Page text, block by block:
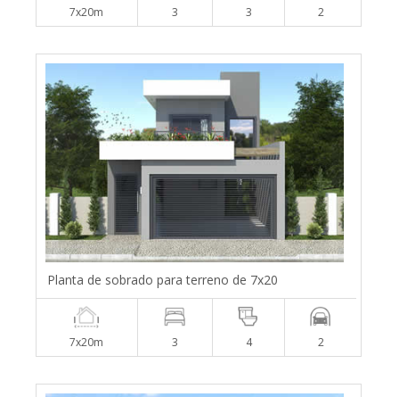
7x20m 3 3 2
Planta de sobrado para terreno de 7x20
7x20m 3 4 2